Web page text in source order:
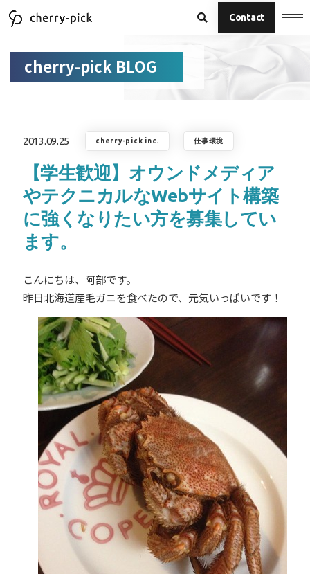
Contact
cherry-pick BLOG
2013.09.25 cherry-pick inc. 仕事環境
【学生歓迎】オウンドメディア
やテクニカルなWebサイト構築
に強くなりたい方を募集してい
ます。
こんにちは、阿部です。
昨日北海道産毛ガニを食べたので、元気いっぱいです！